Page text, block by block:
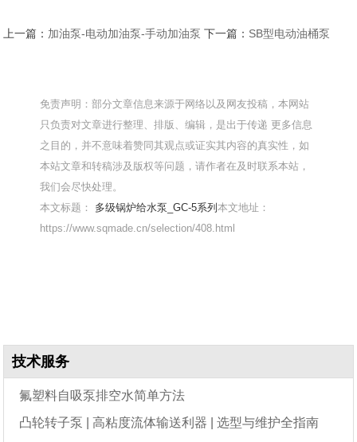
上一篇： 加油泵-电动加油泵-手动加油泵 下一篇： SB型电动油桶泵
免责声明：部分文章信息来源于网络以及网友投稿，本网站
只负责对文章进行整理、排版、编辑，是出于传递 更多信息
之目的，并不意味着赞同其观点或证实其内容的真实性，如
本站文章和转稿涉及版权等问题，请作者在及时联系本站，
我们会尽快处理。
本文标题： 多级锅炉给水泵_GC-5系列本文地址：
https://www.sqmade.cn/selection/408.html
技术服务
氟塑料自吸泵排空水简单方法
凸轮转子泵 | 高粘度流体输送利器 | 选型与维护全指南